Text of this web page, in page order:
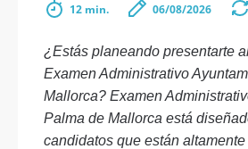
12 min. 06/08/2026
¿Estás planeando presentarte
Examen Administrativo
Mallorca? Examen
Palma de Mallorca está
candidatos que están